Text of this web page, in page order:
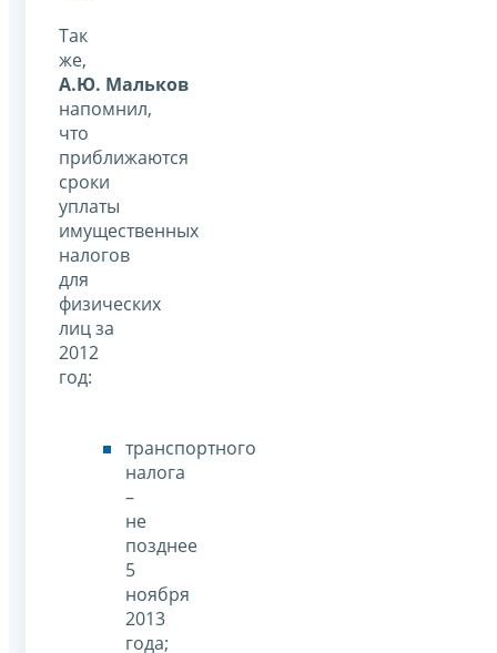
Так
же,
А.Ю. Мальков
напомнил,
что
приближаются
сроки
уплаты
имущественных
налогов
для
физических
лиц за
2012
год:
транспортного
налога
–
не
позднее
5
ноября
2013
года;